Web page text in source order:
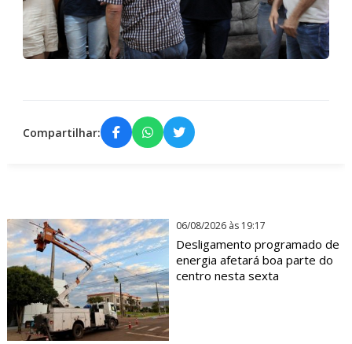
Compartilhar:
06/08/2026 às 19:17
Desligamento programado de
energia afetará boa parte do
centro nesta sexta